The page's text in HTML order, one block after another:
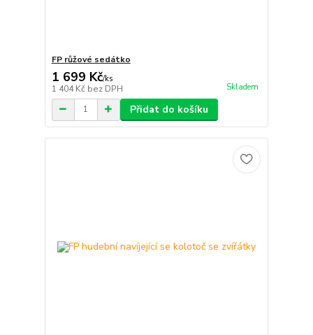
FP růžové sedátko
1 699 Kč/ks
1 404 Kč bez DPH Skladem
Přidat do košíku